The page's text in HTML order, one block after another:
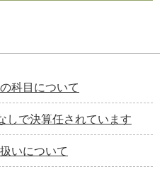
科目について
しで決算任されています
いについて